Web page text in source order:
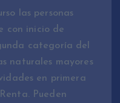
las personas
con inicio de
categoría del
naturales mayores
en primera
Pueden